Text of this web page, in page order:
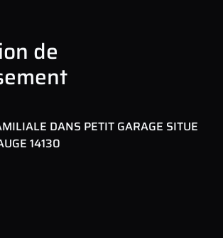
de
DANS PETIT GARAGE SITUE
14130